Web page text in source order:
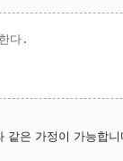
다.
같은 가정이 가능합니